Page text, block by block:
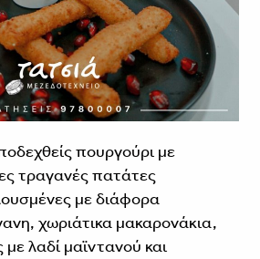
πουργούρι με
τραγανές πατάτες
με διάφορα
χωριάτικα μακαρονάκια,
λαδί μαϊντανού και